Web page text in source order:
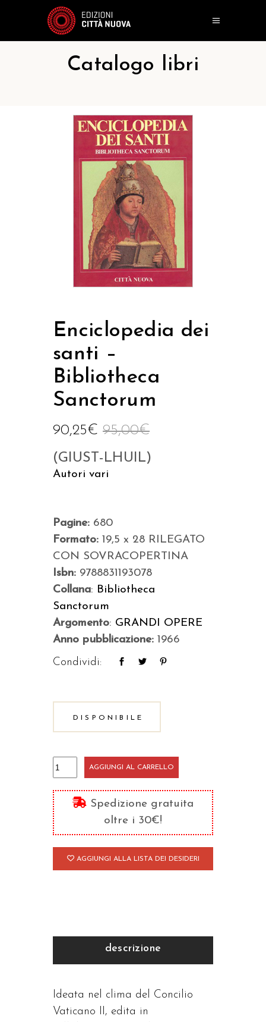
Catalogo libri
Enciclopedia dei
santi –
Bibliotheca
Sanctorum
95,00€
90,25€
(GIUST-LHUIL)
Autori vari
Pagine: 680
Formato: 19,5 x 28 RILEGATO
CON SOVRACOPERTINA
Isbn: 9788831193078
Collana: Bibliotheca
Sanctorum
Argomento: GRANDI OPERE
Anno pubblicazione: 1966
Condividi:
DISPONIBILE
Enciclopedia
dei
santi
-
Bibliotheca
Sanctorum
quantità
AGGIUNGI AL CARRELLO
Spedizione gratuita
oltre i 30€!
AGGIUNGI ALLA LISTA DEI DESIDERI
descrizione
Ideata nel clima del Concilio
Vaticano II, edita in